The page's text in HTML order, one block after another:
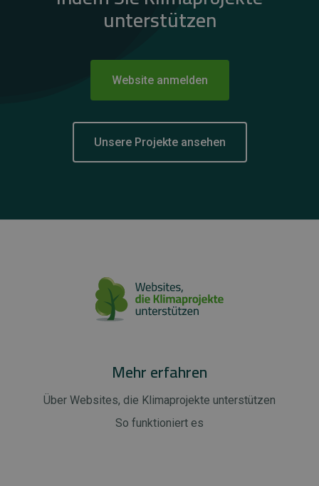
unterstützen
Website anmelden
Unsere Projekte ansehen
Mehr erfahren
Über Websites, die Klimaprojekte unterstützen
So funktioniert es